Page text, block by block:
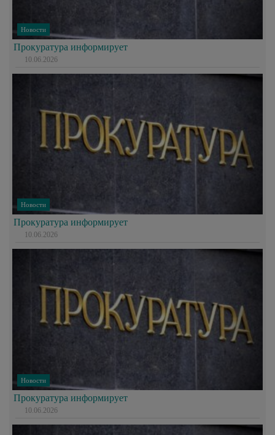
Новости
Прокуратура информирует
10.06.2026
Новости
Прокуратура информирует
10.06.2026
Новости
Прокуратура информирует
10.06.2026